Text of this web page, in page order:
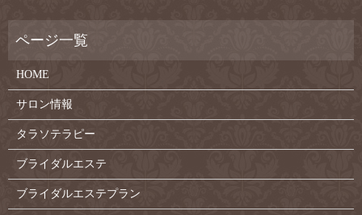
HOME
サロン情報
タラソテラピー
ブライダルエステ
ブライダルエステプラン